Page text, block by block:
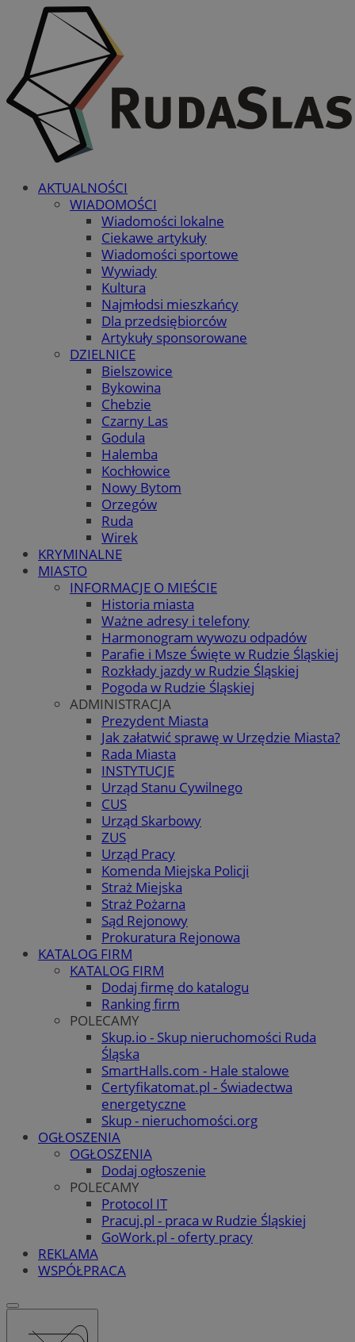
AKTUALNOŚCI
WIADOMOŚCI
Wiadomości lokalne
Ciekawe artykuły
Wiadomości sportowe
Wywiady
Kultura
Najmłodsi mieszkańcy
Dla przedsiębiorców
Artykuły sponsorowane
DZIELNICE
Bielszowice
Bykowina
Chebzie
Czarny Las
Godula
Halemba
Kochłowice
Nowy Bytom
Orzegów
Ruda
Wirek
KRYMINALNE
MIASTO
INFORMACJE O MIEŚCIE
Historia miasta
Ważne adresy i telefony
Harmonogram wywozu odpadów
Parafie i Msze Święte w Rudzie Śląskiej
Rozkłady jazdy w Rudzie Śląskiej
Pogoda w Rudzie Śląskiej
ADMINISTRACJA
Prezydent Miasta
Jak załatwić sprawę w Urzędzie Miasta?
Rada Miasta
INSTYTUCJE
Urząd Stanu Cywilnego
CUS
Urząd Skarbowy
ZUS
Urząd Pracy
Komenda Miejska Policji
Straż Miejska
Straż Pożarna
Sąd Rejonowy
Prokuratura Rejonowa
KATALOG FIRM
KATALOG FIRM
Dodaj firmę do katalogu
Ranking firm
POLECAMY
Skup.io - Skup nieruchomości Ruda
Śląska
SmartHalls.com - Hale stalowe
Certyfikatomat.pl - Świadectwa
energetyczne
Skup - nieruchomości.org
OGŁOSZENIA
OGŁOSZENIA
Dodaj ogłoszenie
POLECAMY
Protocol IT
Pracuj.pl - praca w Rudzie Śląskiej
GoWork.pl - oferty pracy
REKLAMA
WSPÓŁPRACA